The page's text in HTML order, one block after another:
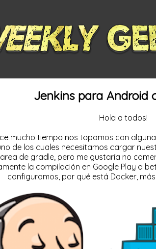
Jenkins para Android
Hola a todos!
mucho tiempo nos topamos con
de los cuales necesitamos cargar
de gradle, pero me gustaría no
la compilación en Google Play a
configuramos, por qué está Docker,